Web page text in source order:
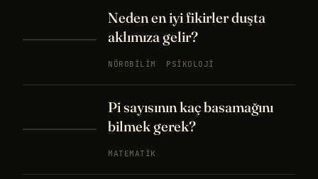
Neden en iyi fikirler duşta
aklımıza gelir?
NÖROBILIM PSIKOLOJI
Pi sayısının kaç basamağını
bilmek gerek?
MATEMATIK